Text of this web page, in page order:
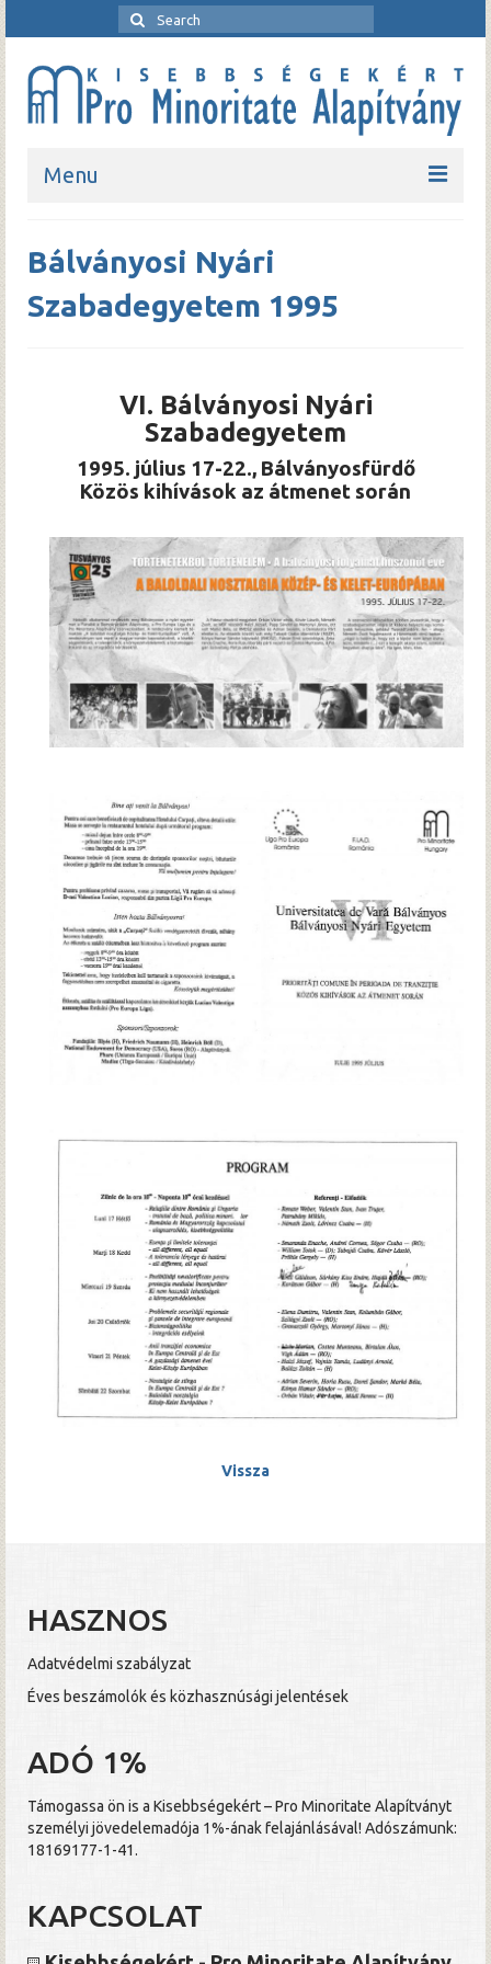
Menu
Bemutatkozó
Rendezvények
Pro Minoritate könyvsorozat
Kapcsolat
Hírek
Archívum
Bálványosi Nyári
Szabadegyetem 1995
VI. Bálványosi Nyári
Szabadegyetem
1995. július 17-22., Bálványosfürdő
Közös kihívások az átmenet során
Vissza
HASZNOS
Adatvédelmi szabályzat
Éves beszámolók és közhasznúsági jelentések
ADÓ 1%
Támogassa ön is a Kisebbségekért – Pro Minoritate Alapítványt
személyi jövedelemadója 1%-ának felajánlásával! Adószámunk:
18169177-1-41.
KAPCSOLAT